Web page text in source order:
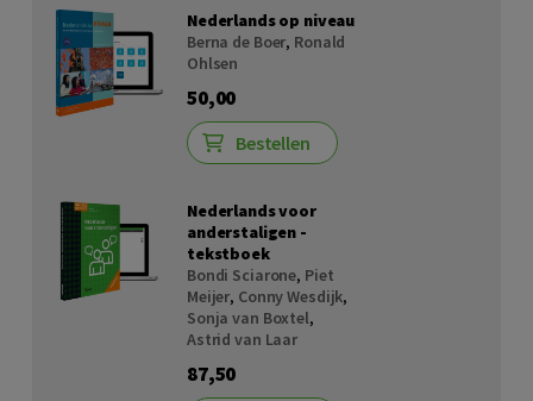
Nederlands op niveau
Berna de Boer, Ronald
Ohlsen
50,00
Bestellen
Nederlands voor
anderstaligen -
tekstboek
Bondi Sciarone, Piet
Meijer, Conny Wesdijk,
Sonja van Boxtel,
Astrid van Laar
87,50